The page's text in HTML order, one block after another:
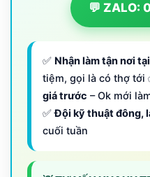
💬 ZALO:
✅ Nhận làm tận nơi
tiệm, gọi là có thợ tới
giá trước – Ok mới
✅Đội kỹ thuật đông,
cuối tuần